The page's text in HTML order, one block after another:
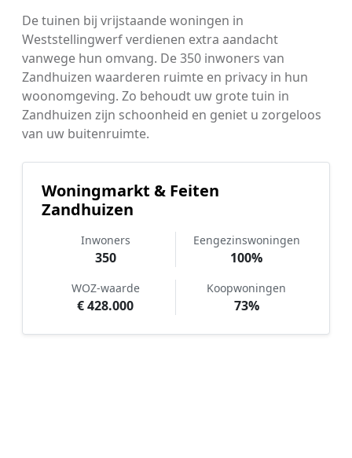
De tuinen bij vrijstaande woningen in
Weststellingwerf verdienen extra aandacht
vanwege hun omvang. De 350 inwoners van
Zandhuizen waarderen ruimte en privacy in hun
woonomgeving. Zo behoudt uw grote tuin in
Zandhuizen zijn schoonheid en geniet u zorgeloos
van uw buitenruimte.
Woningmarkt & Feiten
Zandhuizen
Inwoners
350
Eengezinswoningen
100%
WOZ-waarde
€ 428.000
Koopwoningen
73%